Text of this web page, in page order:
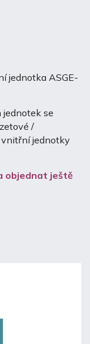
jednotka ASGE-
jednotek se
/
jednotky
objednat ještě